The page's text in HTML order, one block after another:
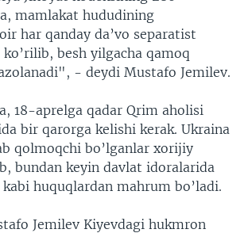
mamlakat hududining
har qanday da’vo separatist
besh yilgacha qamoq
- deydi Mustafo Jemilev.
18-aprelga qadar Qrim aholisi
bir qarorga kelishi kerak. Ukraina
qolmoqchi bo’lganlar xorijiy
bundan keyin davlat idoralarida
huquqlardan mahrum bo’ladi.
Jemilev Kiyevdagi hukmron